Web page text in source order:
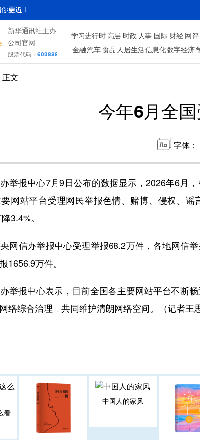
新华通讯社主办
公司官网
股票代码： 603888
学习进行时高层 时政 人事 国际 财经 网评
金融汽车食品 人居生活信息化数字经济
正文
今年6月全
字体：
报中心7月9日公布的数据显示，2026年6月，
网站平台受理网民举报色情、赌博、侵权、
3.4%。
信办举报中心受理举报68.2万件，各地网信举
1656.9万件。
报中心表示，目前全国各主要网站平台不断畅
络综合治理，共同维护清朗网络空间。（记者王
看
中国人的家风